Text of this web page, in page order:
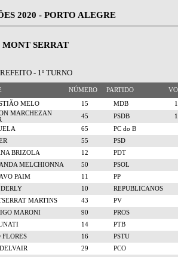
2020 - PORTO ALEGRE
MONT SERRAT
- 1º TURNO
NÚMERO PARTIDO
MELO 15 MDB
MARCHEZAN
45 PSDB
65
PC do B
55
PSD
BRIZOLA 12
PDT
MELCHIONNA 50
PSOL
PAIM 11
PP
10
REPUBLICANOS
MARTINS 43
PV
MARONI 90
PROS
14
PTB
FLORES 16
PSTU
29 PCO